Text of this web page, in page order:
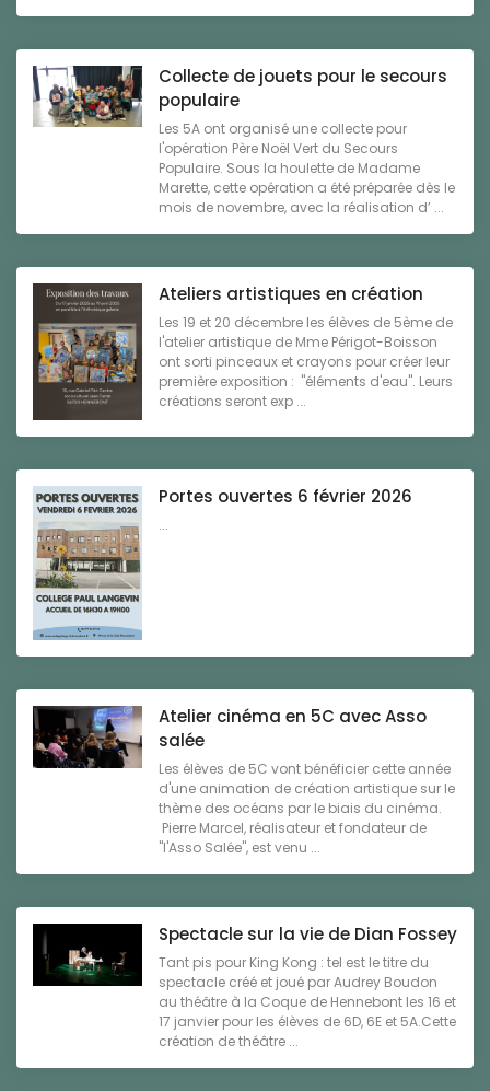
Collecte de jouets pour le secours
populaire
Les 5A ont organisé une collecte pour
l'opération Père Noël Vert du Secours
Populaire. Sous la houlette de Madame
Marette, cette opération a été préparée dès le
mois de novembre, avec la réalisation d’ ...
Ateliers artistiques en création
Les 19 et 20 décembre les élèves de 5ème de
l'atelier artistique de Mme Périgot-Boisson
ont sorti pinceaux et crayons pour créer leur
première exposition : "éléments d'eau". Leurs
créations seront exp ...
Portes ouvertes 6 février 2026
...
Atelier cinéma en 5C avec Asso
salée
Les élèves de 5C vont bénéficier cette année
d'une animation de création artistique sur le
thème des océans par le biais du cinéma.
Pierre Marcel, réalisateur et fondateur de
"l'Asso Salée", est venu ...
Spectacle sur la vie de Dian Fossey
Tant pis pour King Kong : tel est le titre du
spectacle créé et joué par Audrey Boudon
au théâtre à la Coque de Hennebont les 16 et
17 janvier pour les élèves de 6D, 6E et 5A.Cette
création de théâtre ...